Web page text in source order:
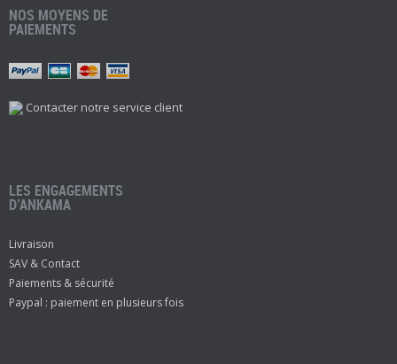
NOS MOYENS DE
PAIEMENTS
Contacter notre service client
LES ENGAGEMENTS
D’ANKAMA
Livraison
SAV & Contact
Paiements & sécurité
Paypal : paiement en plusieurs fois